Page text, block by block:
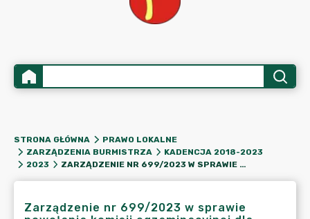
STRONA GŁÓWNA
PRAWO LOKALNE
ZARZĄDZENIA BURMISTRZA
KADENCJA 2018-2023
2023
ZARZĄDZENIE NR 699/2023 W SPRAWIE POWOŁANIA KOMISJI EGZAMINACYJNEJ DLA NAUCZYCIELI UBIEGAJĄCYCH SIĘ O AWANS NA STOPIEŃ NAUCZYCIELA MIANOWANEGO
Zarządzenie nr 699/2023 w sprawie